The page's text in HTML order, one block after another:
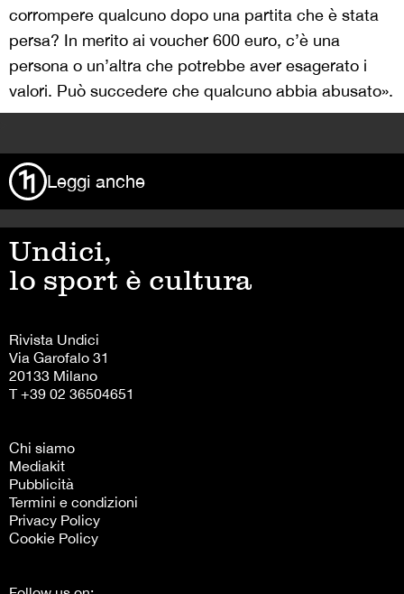
corrompere qualcuno dopo una partita che è stata
persa? In merito ai voucher 600 euro, c’è una
persona o un’altra che potrebbe aver esagerato i
valori. Può succedere che qualcuno abbia abusato».
Leggi anche
Undici,
lo sport è cultura
Rivista Undici
Via Garofalo 31
20133 Milano
T +39 02 36504651
Chi siamo
Mediakit
Pubblicità
Termini e condizioni
Privacy Policy
Cookie Policy